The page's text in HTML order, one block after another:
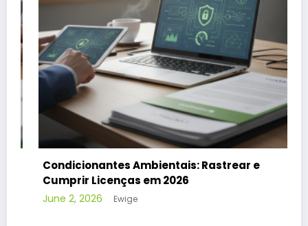
CONAMA 491/2024: Impacto no Setor
Compliance
May 25, 2026